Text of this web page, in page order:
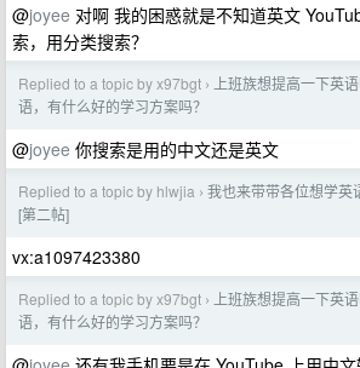
@joyee 对啊 我的困惑就是不知道英文
索，用分类搜索？
Replied to a topic by x97bgt ›
上班族想提高一下英
语，有什么好的学习方案吗？
@joyee 你搜索是用的中文还是英文
Replied to a topic by hlwjia › 我也来带带各位想学英
[第二帖]
vx:a1097423380
Replied to a topic by x97bgt ›
上班族想提高一下英
语，有什么好的学习方案吗？